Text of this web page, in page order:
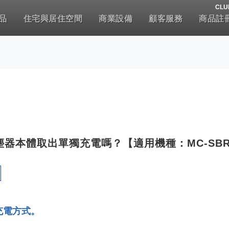
住宅與居住空間 商業設備 顧客服務 商品註
本體取出單獨充電嗎？【適用機種：MC-
方式。